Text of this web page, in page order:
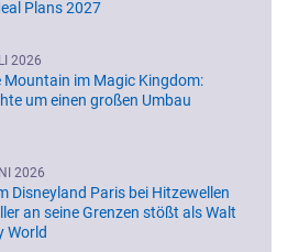
Plans 2027
2026
Mountain im Magic Kingdom:
um einen großen Umbau
2026
Disneyland Paris bei Hitzewellen
an seine Grenzen stößt als Walt
World